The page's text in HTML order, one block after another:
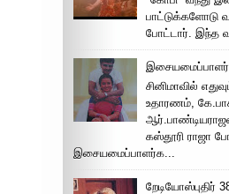
பாட்டுக்களோடு
போட்டார். இந்த
இசையமைப்பாளர்
சினிமாவில்
உதாரணம்,
கஸ்தூரி ராஜா
இசையமைப்பாளர்க...
றேடியோஸ்புதிர்